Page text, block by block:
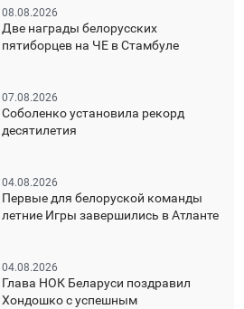
08.08.2026
Две награды белорусских
пятиборцев на ЧЕ в Стамбуле
07.08.2026
Соболенко установила рекорд
десятилетия
04.08.2026
Первые для белоруской команды
летние Игры завершились в Атланте
04.08.2026
Глава НОК Беларуси поздравил
Хондошко с успешным